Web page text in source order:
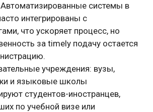
системы в
интегрированы с
что ускоряет процесс, но
за timely подачу остается
учреждения: вузы,
и языковые школы
студентов-иностранцев,
по учебной визе или